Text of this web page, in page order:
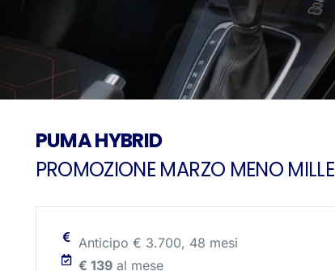
PUMA HYBRID
PROMOZIONE MARZO MENO MILLE
Anticipo € 3.700, 48 mesi
€ 139 al mese